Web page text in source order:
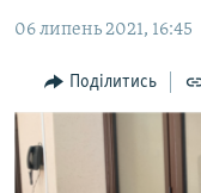
основної
Перейти
до
пошуку
БЛОГИ
ПОГЛЯД
ІНТЕРВ'Ю
ВСЕ ЗА ДЕНЬ
06 липень 2021, 16:45
Поділитись